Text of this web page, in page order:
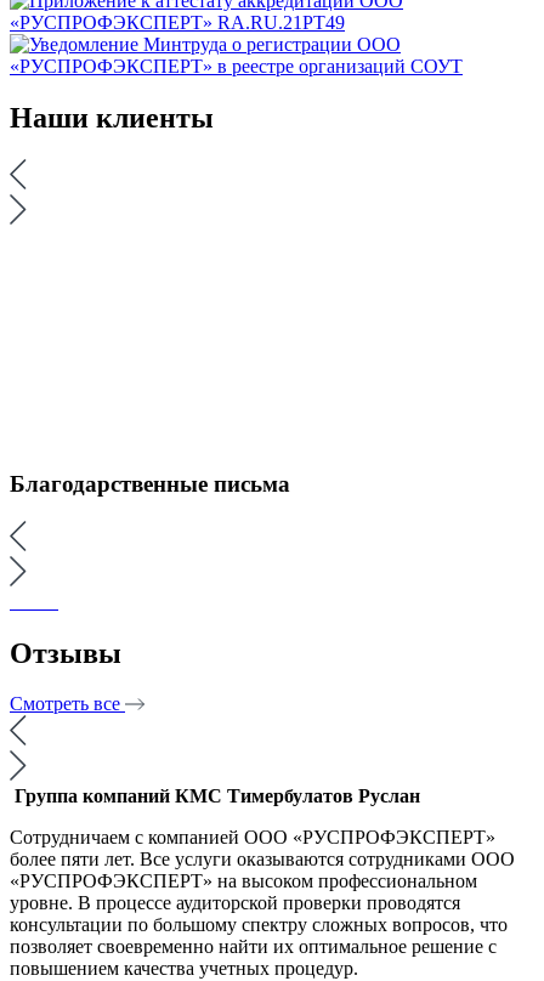
Наши клиенты
Благодарственные письма
Отзывы
Смотреть все
Группа компаний КМС Тимербулатов Руслан
Сотрудничаем с компанией ООО «РУСПРОФЭКСПЕРТ»
более пяти лет. Все услуги оказываются сотрудниками ООО
«РУСПРОФЭКСПЕРТ» на высоком профессиональном
уровне. В процессе аудиторской проверки проводятся
консультации по большому спектру сложных вопросов, что
позволяет своевременно найти их оптимальное решение с
повышением качества учетных процедур.